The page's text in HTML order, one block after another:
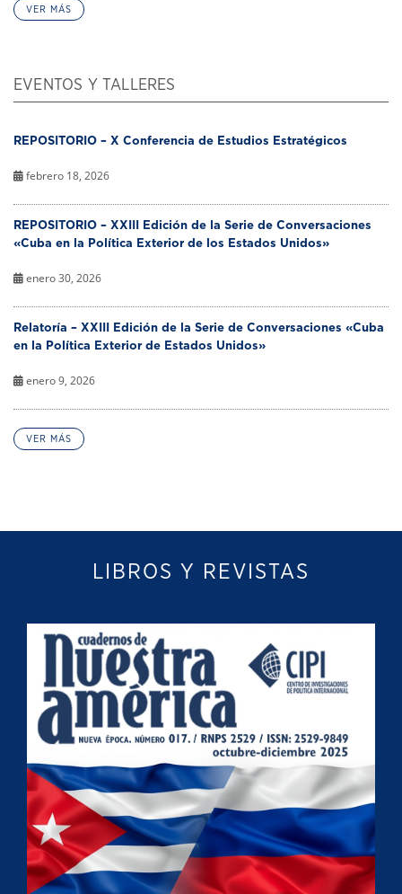
VER MÁS
EVENTOS Y TALLERES
REPOSITORIO – X Conferencia de Estudios Estratégicos
febrero 18, 2026
REPOSITORIO – XXIII Edición de la Serie de Conversaciones
«Cuba en la Política Exterior de los Estados Unidos»
enero 30, 2026
Relatoría – XXIII Edición de la Serie de Conversaciones «Cuba
en la Política Exterior de Estados Unidos»
enero 9, 2026
VER MÁS
LIBROS Y REVISTAS